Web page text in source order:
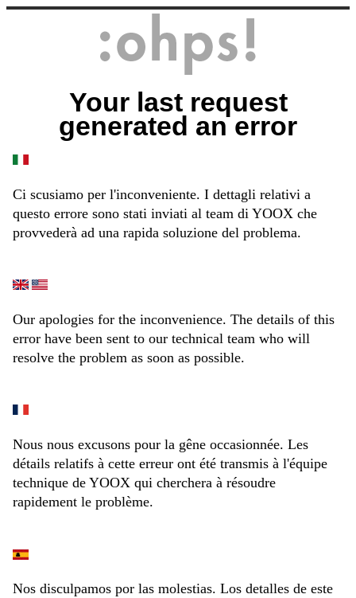
Your last request
generated an error
Ci scusiamo per l'inconveniente. I dettagli relativi a
questo errore sono stati inviati al team di YOOX che
provvederà ad una rapida soluzione del problema.
Our apologies for the inconvenience. The details of this
error have been sent to our technical team who will
resolve the problem as soon as possible.
Nous nous excusons pour la gêne occasionnée. Les
détails relatifs à cette erreur ont été transmis à l'équipe
technique de YOOX qui cherchera à résoudre
rapidement le problème.
Nos disculpamos por las molestias. Los detalles de este